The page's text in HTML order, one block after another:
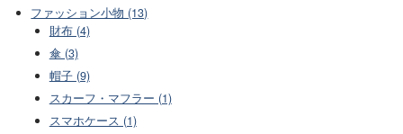
ファッション小物 (13)
財布 (4)
傘 (3)
帽子 (9)
スカーフ・マフラー (1)
スマホケース (1)